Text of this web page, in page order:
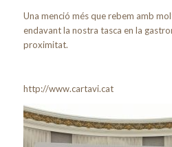
Una menció més que rebem amb
endavant la nostra tasca en la
proximitat.
http://www.cartavi.cat